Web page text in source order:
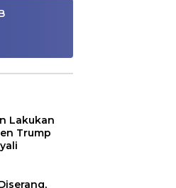
Lakukan
Trump